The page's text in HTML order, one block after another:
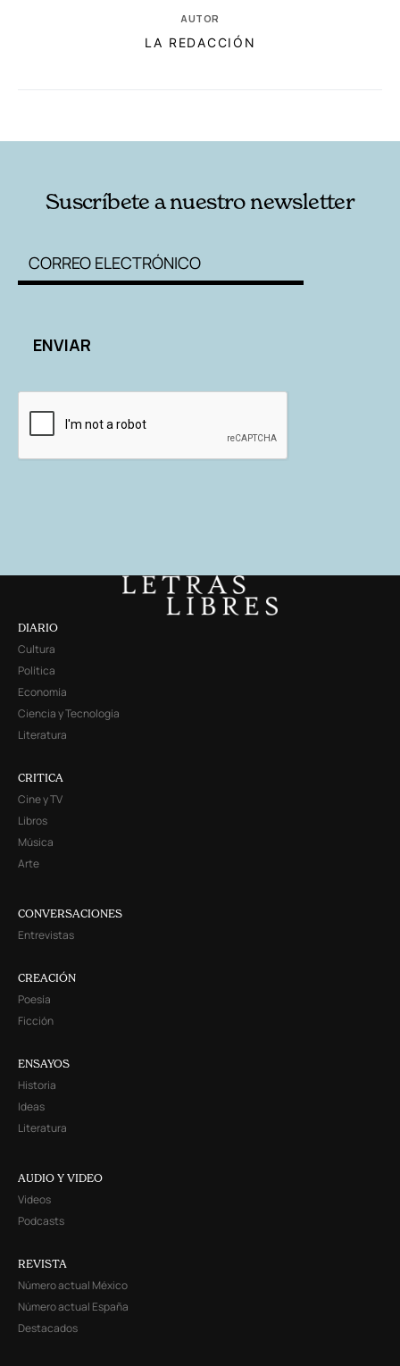
AUTOR
LA REDACCIÓN
Suscríbete a nuestro newsletter
DIARIO
Cultura
Política
Economía
Ciencia y Tecnología
Literatura
CRITICA
Cine y TV
Libros
Música
Arte
CONVERSACIONES
Entrevistas
CREACIÓN
Poesía
Ficción
ENSAYOS
Historia
Ideas
Literatura
AUDIO Y VIDEO
Videos
Podcasts
REVISTA
Número actual México
Número actual España
Destacados